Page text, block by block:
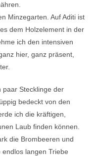
Minzegarten. Auf Aditi ist
dem Holzelement in der
ich den intensiven
hier, ganz präsent,
paar Stecklinge der
bedeckt von den
ich die kräftigen,
Laub finden können.
die Brombeeren und
langen Triebe